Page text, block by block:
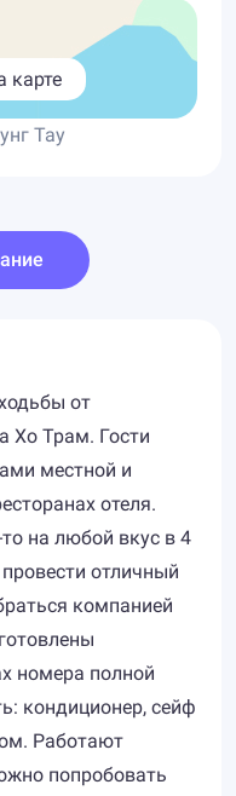
карте
Тау
от
Хо Трам. Гости
местной и
отеля.
на любой вкус в 4
отличный
компанией
номера полной
кондиционер, сейф
Работают
попробовать